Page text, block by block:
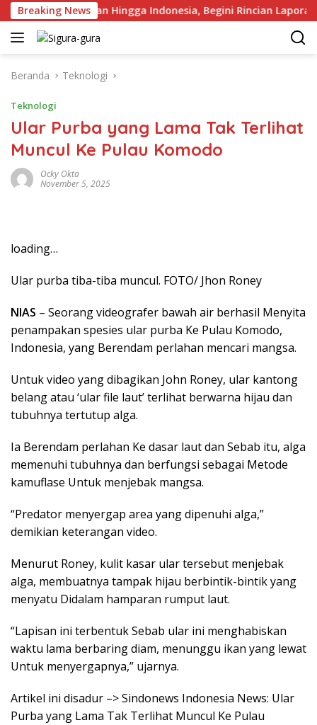
Langsung
ke
konten
Breaking News
Pengangguran Hingga Indonesia, Begini Rincian Laporan BPS
Beranda Teknologi
Teknologi
Ular Purba yang Lama Tak Terlihat
Muncul Ke Pulau Komodo
Ocky Okta
November 5, 2025
loading…
Ular purba tiba-tiba muncul. FOTO/ Jhon Roney
NIAS – Seorang videografer bawah air berhasil Menyita
penampakan spesies ular purba Ke Pulau Komodo,
Indonesia, yang Berendam perlahan mencari mangsa.
Untuk video yang dibagikan John Roney, ular kantong
belang atau ‘ular file laut’ terlihat berwarna hijau dan
tubuhnya tertutup alga.
Ia Berendam perlahan Ke dasar laut dan Sebab itu, alga
memenuhi tubuhnya dan berfungsi sebagai Metode
kamuflase Untuk menjebak mangsa.
“Predator menyergap area yang dipenuhi alga,”
demikian keterangan video.
Menurut Roney, kulit kasar ular tersebut menjebak
alga, membuatnya tampak hijau berbintik-bintik yang
menyatu Didalam hamparan rumput laut.
“Lapisan ini terbentuk Sebab ular ini menghabiskan
waktu lama berbaring diam, menunggu ikan yang lewat
Untuk menyergapnya,” ujarnya.
Artikel ini disadur –> Sindonews Indonesia News: Ular
Purba yang Lama Tak Terlihat Muncul Ke Pulau